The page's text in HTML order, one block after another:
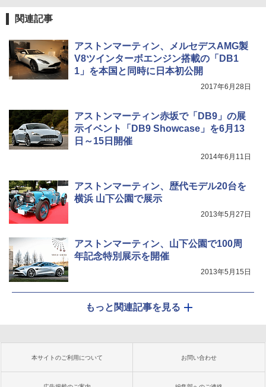
関連記事
アストンマーティン、メルセデスAMG製
V8ツインターボエンジン搭載の「DB1
1」を本国と同時に日本初公開
2017年6月28日
アストンマーティン赤坂で「DB9」の展
示イベント「DB9 Showcase」を6月13
日～15日開催
2014年6月11日
アストンマーティン、歴代モデル20台を
横浜 山下公園で展示
2013年5月27日
アストンマーティン、山下公園で100周
年記念特別展示を開催
2013年5月15日
もっと関連記事を見る
本サイトのご利用について お問い合わせ